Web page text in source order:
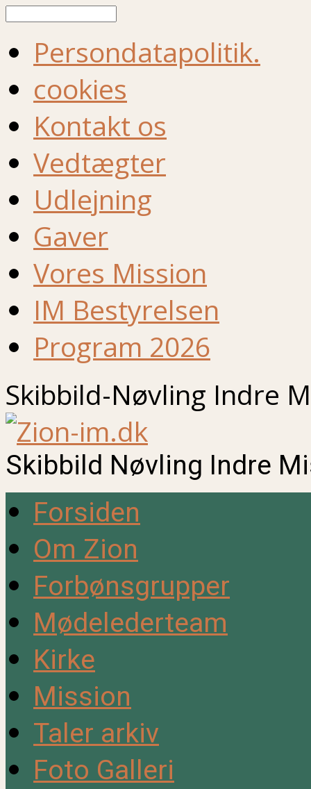
Persondatapolitik.
cookies
Kontakt os
Vedtægter
Udlejning
Gaver
Vores Mission
IM Bestyrelsen
Program 2026
Skibbild-Nøvling Indre
Skibbild Nøvling Indre
Forsiden
Om Zion
Forbønsgrupper
Mødelederteam
Kirke
Mission
Taler arkiv
Foto Galleri